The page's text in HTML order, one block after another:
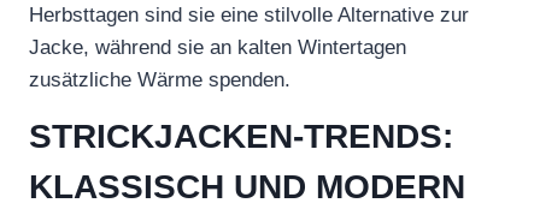
Herbsttagen sind sie eine stilvolle Alternative zur
Jacke, während sie an kalten Wintertagen
zusätzliche Wärme spenden.
STRICKJACKEN-TRENDS:
KLASSISCH UND MODERN